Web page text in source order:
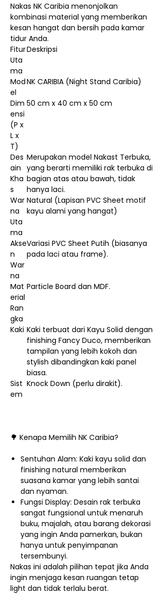
Nakas NK Caribia menonjolkan
kombinasi material yang memberikan
kesan hangat dan bersih pada kamar
tidur Anda.
Fitur
Uta
ma
Deskripsi
Mod
el
NK CARIBIA (Night Stand Caribia)
Dim
ensi
(P x
L x
T)
50 cm x 40 cm x 50 cm
Des
ain
Kha
s
Merupakan model Nakast Terbuka,
yang berarti memiliki rak terbuka di
bagian atas atau bawah, tidak
hanya laci.
War
na
Uta
ma
Natural (Lapisan PVC Sheet motif
kayu alami yang hangat)
Akse
n
War
na
Variasi PVC Sheet Putih (biasanya
pada laci atau frame).
Mat
erial
Ran
gka
Particle Board dan MDF.
Kaki Kaki terbuat dari Kayu Solid dengan
finishing Fancy Duco, memberikan
tampilan yang lebih kokoh dan
stylish dibandingkan kaki panel
biasa.
Sist
em
Knock Down (perlu dirakit).
🌳 Kenapa Memilih NK Caribia?
Sentuhan Alam: Kaki kayu solid dan
finishing natural memberikan
suasana kamar yang lebih santai
dan nyaman.
Fungsi Display: Desain rak terbuka
sangat fungsional untuk menaruh
buku, majalah, atau barang dekorasi
yang ingin Anda pamerkan, bukan
hanya untuk penyimpanan
tersembunyi.
Nakas ini adalah pilihan tepat jika Anda
ingin menjaga kesan ruangan tetap
light dan tidak terlalu berat.